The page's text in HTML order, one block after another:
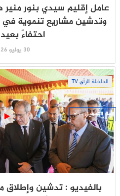
عامل إقليم سيدي بنور
وتدشين مشاريع تنموية في
احتفاءً
30 يوليو 2026
الداخلة الرأي TV
بالفيديو : تدشين وإطلاق
جار التحميل ...